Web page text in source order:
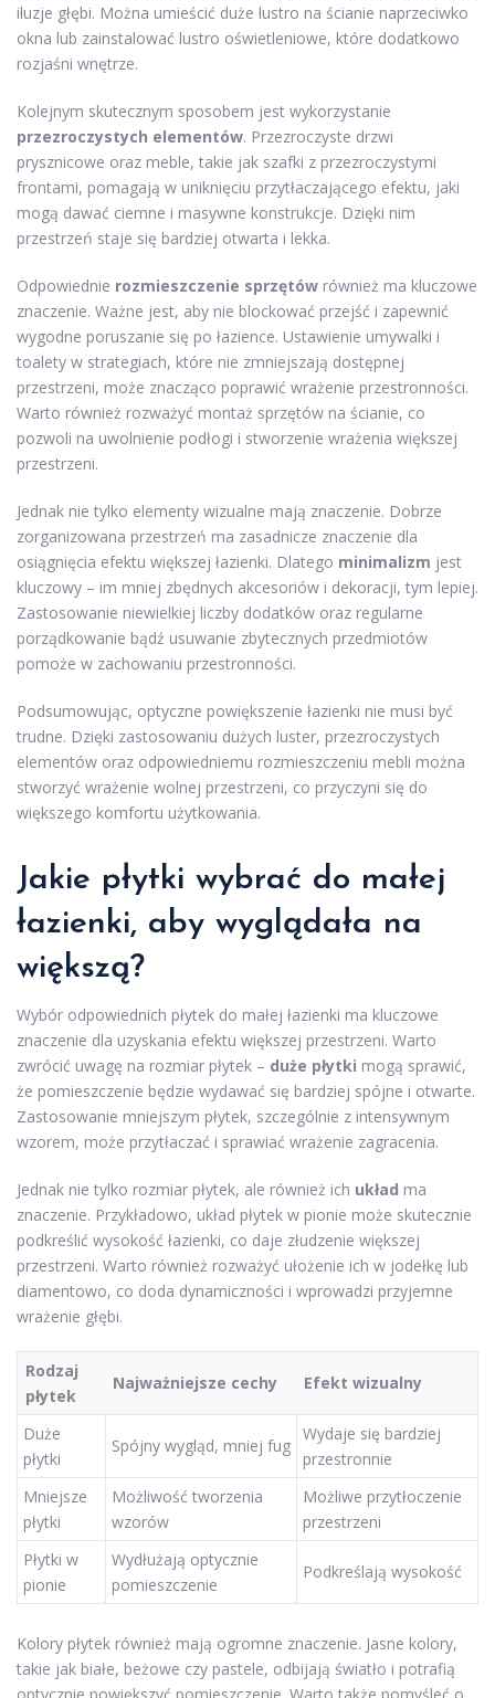
iluzje głębi. Można umieścić duże lustro na ścianie naprzeciwko
okna lub zainstalować lustro oświetleniowe, które dodatkowo
rozjaśni wnętrze.
Kolejnym skutecznym sposobem jest wykorzystanie
przezroczystych elementów. Przezroczyste drzwi
prysznicowe oraz meble, takie jak szafki z przezroczystymi
frontami, pomagają w uniknięciu przytłaczającego efektu, jaki
mogą dawać ciemne i masywne konstrukcje. Dzięki nim
przestrzeń staje się bardziej otwarta i lekka.
Odpowiednie rozmieszczenie sprzętów również ma kluczowe
znaczenie. Ważne jest, aby nie blockować przejść i zapewnić
wygodne poruszanie się po łazience. Ustawienie umywalki i
toalety w strategiach, które nie zmniejszają dostępnej
przestrzeni, może znacząco poprawić wrażenie przestronności.
Warto również rozważyć montaż sprzętów na ścianie, co
pozwoli na uwolnienie podłogi i stworzenie wrażenia większej
przestrzeni.
Jednak nie tylko elementy wizualne mają znaczenie. Dobrze
zorganizowana przestrzeń ma zasadnicze znaczenie dla
osiągnięcia efektu większej łazienki. Dlatego minimalizm jest
kluczowy – im mniej zbędnych akcesoriów i dekoracji, tym lepiej.
Zastosowanie niewielkiej liczby dodatków oraz regularne
porządkowanie bądź usuwanie zbytecznych przedmiotów
pomoże w zachowaniu przestronności.
Podsumowując, optyczne powiększenie łazienki nie musi być
trudne. Dzięki zastosowaniu dużych luster, przezroczystych
elementów oraz odpowiedniemu rozmieszczeniu mebli można
stworzyć wrażenie wolnej przestrzeni, co przyczyni się do
większego komfortu użytkowania.
Jakie płytki wybrać do małej
łazienki, aby wyglądała na
większą?
Wybór odpowiednich płytek do małej łazienki ma kluczowe
znaczenie dla uzyskania efektu większej przestrzeni. Warto
zwrócić uwagę na rozmiar płytek – duże płytki mogą sprawić,
że pomieszczenie będzie wydawać się bardziej spójne i otwarte.
Zastosowanie mniejszym płytek, szczególnie z intensywnym
wzorem, może przytłaczać i sprawiać wrażenie zagracenia.
Jednak nie tylko rozmiar płytek, ale również ich układ ma
znaczenie. Przykładowo, układ płytek w pionie może skutecznie
podkreślić wysokość łazienki, co daje złudzenie większej
przestrzeni. Warto również rozważyć ułożenie ich w jodełkę lub
diamentowo, co doda dynamiczności i wprowadzi przyjemne
wrażenie głębi.
Rodzaj
płytek
Najważniejsze cechy Efekt wizualny
Duże
płytki
Spójny wygląd, mniej fug
Wydaje się bardziej
przestronnie
Mniejsze
płytki
Możliwość tworzenia
wzorów
Możliwe przytłoczenie
przestrzeni
Płytki w
pionie
Wydłużają optycznie
pomieszczenie
Podkreślają wysokość
Kolory płytek również mają ogromne znaczenie. Jasne kolory,
takie jak białe, beżowe czy pastele, odbijają światło i potrafią